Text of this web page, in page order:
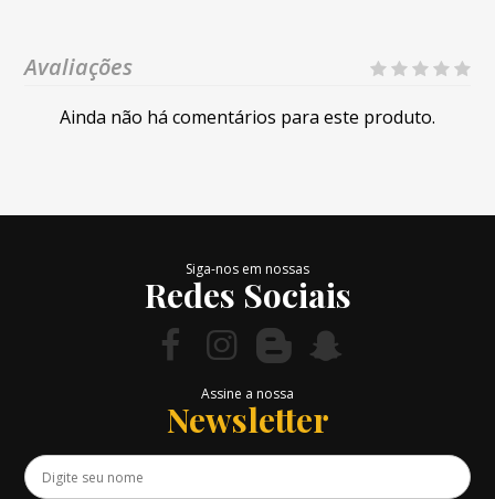
Avaliações
Ainda não há comentários para este produto.
Siga-nos em nossas
Redes Sociais
Assine a nossa
Newsletter